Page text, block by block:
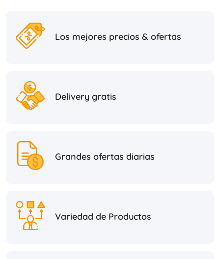
Los mejores precios & ofertas
Delivery gratis
Grandes ofertas diarias
Variedad de Productos